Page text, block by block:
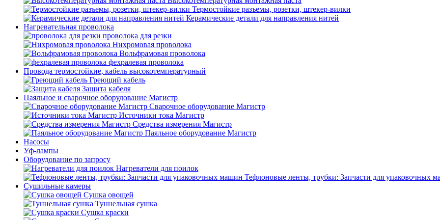
Термостойкие разъемы, розетки, штекер-вилки
Керамические детали для направления нитей
Нагревательная проволока
проволока для резки
Нихромовая проволока
Вольфрамовая проволока
фехралевая проволока
Провода термостойкие, кабель высокотемпературный
Греющий кабель
Защита кабеля
Паяльное и сварочное оборудование Магистр
Сварочное оборудование Магистр
Источники тока Магистр
Средства измерения Магистр
Паяльное оборудование Магистр
Насосы
Уф-лампы
Оборудование по запросу
Нагреватели для поилок
Тефлоновые ленты, трубки: Запчасти для упаковочных
Сушильные камеры
Сушка овощей
Туннельная сушка
Сушка краски